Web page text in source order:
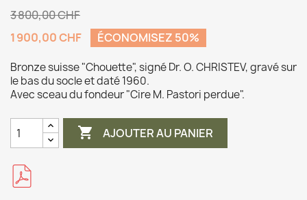
3 800,00 CHF
1 900,00 CHF
ÉCONOMISEZ 50%
Bronze suisse "Chouette", signé Dr. O. CHRISTEV, gravé sur
le bas du socle et daté 1960.
Avec sceau du fondeur "Cire M. Pastori perdue".
 AJOUTER AU PANIER